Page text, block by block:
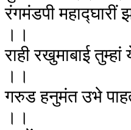
रंगमंडपी महाद्घारीं
।।
राही रखुमाबाई
।।
गरुड हनुमंत उभे
।।